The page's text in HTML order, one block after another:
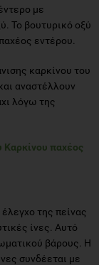
με
Το βουτυρικό οξύ
εντέρου.
καρκίνου του
αναστέλλουν
λόγω της
παχέος
της πείνας
ίνες. Αυτό
βάρους. Η
συνδέεται με